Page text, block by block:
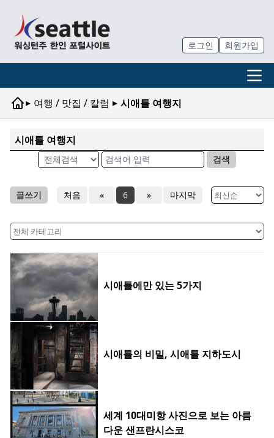
로그인 회원가입
▸ 여행 / 맛집 / 칼럼 ▸ 시애틀 여행지
시애틀 여행지
검색
글쓰기 처음 « 6 » 마지막
시애틀에만 있는 5가지
시애틀의 비밀, 시애틀 지하도시
세계 10대미항 사진으로 보는 아름
다운 샌프란시스코